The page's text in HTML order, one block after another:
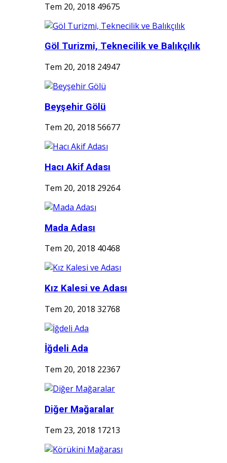
Tem 20, 2018 49675
Göl Turizmi, Teknecilik ve Balıkçılık
Tem 20, 2018 24947
Beyşehir Gölü
Tem 20, 2018 56677
Hacı Akif Adası
Tem 20, 2018 29264
Mada Adası
Tem 20, 2018 40468
Kız Kalesi ve Adası
Tem 20, 2018 32768
İğdeli Ada
Tem 20, 2018 22367
Diğer Mağaralar
Tem 23, 2018 17213